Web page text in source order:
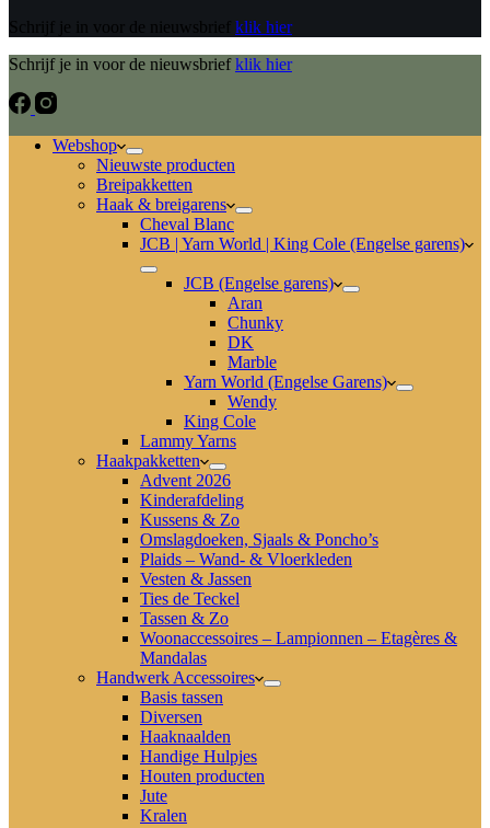
Schrijf je in voor de nieuwsbrief klik hier
Schrijf je in voor de nieuwsbriefklik hier
Webshop
Nieuwste producten
Breipakketten
Haak & breigarens
Cheval Blanc
JCB | Yarn World | King Cole (Engelse garens)
JCB (Engelse garens)
Aran
Chunky
DK
Marble
Yarn World (Engelse Garens)
Wendy
King Cole
Lammy Yarns
Haakpakketten
Advent 2026
Kinderafdeling
Kussens & Zo
Omslagdoeken, Sjaals & Poncho’s
Plaids – Wand- & Vloerkleden
Vesten & Jassen
Ties de Teckel
Tassen & Zo
Woonaccessoires – Lampionnen – Etagères &
Mandalas
Handwerk Accessoires
Basis tassen
Diversen
Haaknaalden
Handige Hulpjes
Houten producten
Jute
Kralen